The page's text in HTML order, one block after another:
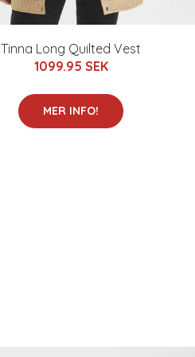
Tinna Long Quilted Vest
1099.95 SEK
MER INFO!